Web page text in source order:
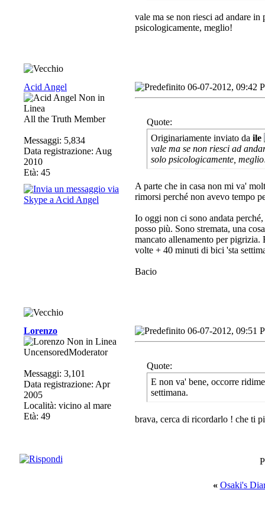
vale ma se non riesci ad andare
psicologicamente, meglio!
Acid Angel
All the Truth Member
Messaggi: 5,834
Data registrazione: Aug
2010
Età: 45
06-07-2012, 09:42
Quote:
Originariamente inviato da ile
vale ma se non riesci ad
solo psicologicamente,
A parte che in casa non mi va'
rimorsi perché non avevo tempo
Io oggi non ci sono andata
posso più. Sono stremata, una
mancato allenamento per
volte + 40 minuti di bici 'sta
Bacio
Lorenzo
UncensoredModerator
Messaggi: 3,101
Data registrazione: Apr
2005
Località: vicino al mare
Età: 49
06-07-2012, 09:51
Quote:
E non va' bene, occorre
settimana.
brava, cerca di ricordarlo ! che ti
« Osaki's